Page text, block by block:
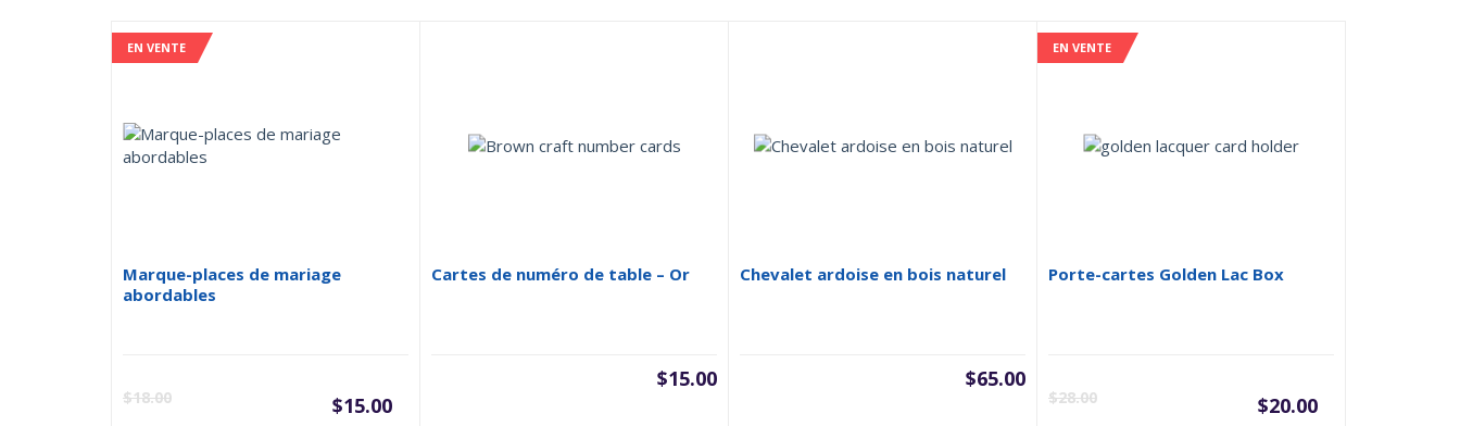
EN VENTE
Marque-places de mariage
abordables
$18.00 $15.00
Le
Cartes de numéro de table – Or
$15.00
Chevalet ardoise en bois naturel
$65.00
EN VENTE
Porte-cartes Golden Lac Box
$28.00 $20.00
Le